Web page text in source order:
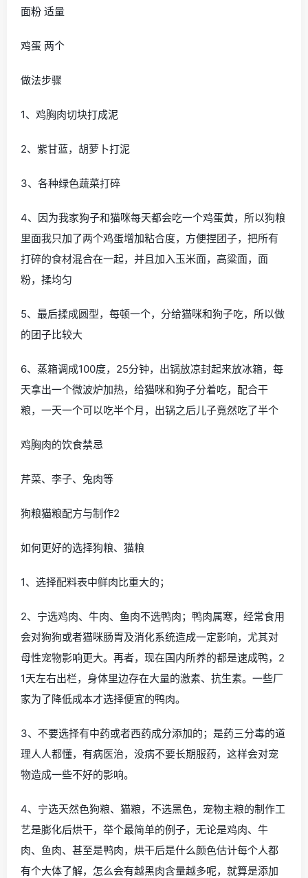
面粉 适量
鸡蛋 两个
做法步骤
1、鸡胸肉切块打成泥
2、紫甘蓝，胡萝卜打泥
3、各种绿色蔬菜打碎
4、因为我家狗子和猫咪每天都会吃一个鸡蛋黄，所以狗粮
里面我只加了两个鸡蛋增加粘合度，方便捏团子，把所有
打碎的食材混合在一起，并且加入玉米面，高粱面，面
粉，揉均匀
5、最后揉成圆型，每顿一个，分给猫咪和狗子吃，所以做
的团子比较大
6、蒸箱调成100度，25分钟，出锅放凉封起来放冰箱，每
天拿出一个微波炉加热，给猫咪和狗子分着吃，配合干
粮，一天一个可以吃半个月，出锅之后儿子竟然吃了半个
鸡胸肉的饮食禁忌
芹菜、李子、兔肉等
狗粮猫粮配方与制作2
如何更好的选择狗粮、猫粮
1、选择配料表中鲜肉比重大的；
2、宁选鸡肉、牛肉、鱼肉不选鸭肉；鸭肉属寒，经常食用
会对狗狗或者猫咪肠胃及消化系统造成一定影响，尤其对
母性宠物影响更大。再者，现在国内所养的都是速成鸭，2
1天左右出栏，身体里边存在大量的激素、抗生素。一些厂
家为了降低成本才选择便宜的鸭肉。
3、不要选择有中药或者西药成分添加的；是药三分毒的道
理人人都懂，有病医治，没病不要长期服药，这样会对宠
物造成一些不好的影响。
4、宁选天然色狗粮、猫粮，不选黑色，宠物主粮的制作工
艺是膨化后烘干，举个最简单的例子，无论是鸡肉、牛
肉、鱼肉、甚至是鸭肉，烘干后是什么颜色估计每个人都
有个大体了解，怎么会有越黑肉含量越多呢，就算是添加